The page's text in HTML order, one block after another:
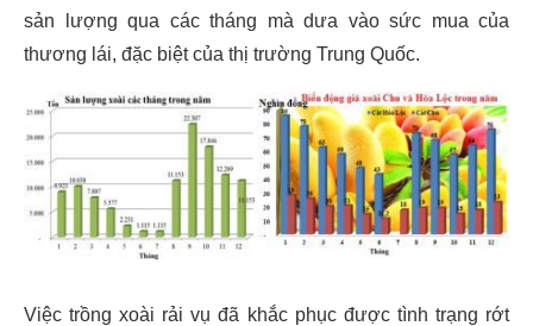
sản lượng qua các tháng mà dưa vào sức mua của
thương lái, đặc biệt của thị trường Trung Quốc.
Việc trồng xoài rải vụ đã khắc phục được tình trạng rớt